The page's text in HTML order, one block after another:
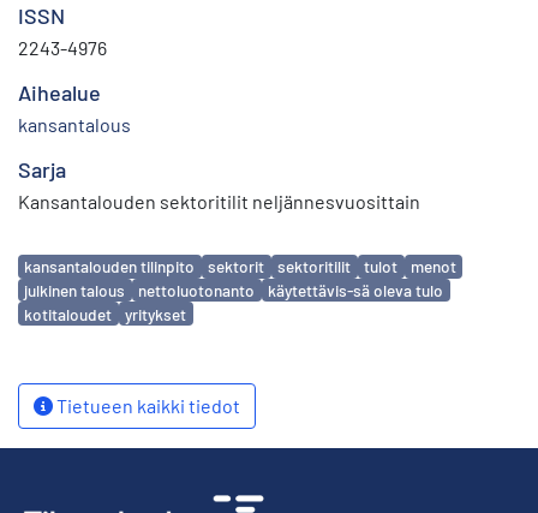
ISSN
2243-4976
Aihealue
kansantalous
Sarja
Kansantalouden sektoritilit neljännesvuosittain
Avainsanat
kansantalouden tilinpito sektorit sektoritilit tulot
menot
julkinen talous
nettoluotonanto
käytettävis-sä oleva tulo
kotitaloudet
yritykset
Tietueen kaikki tiedot